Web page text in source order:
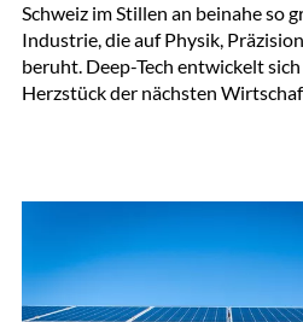
Schweiz im Stillen an beinahe so
Industrie, die auf Physik,
beruht. Deep-Tech entwickelt
Herzstück der nächsten